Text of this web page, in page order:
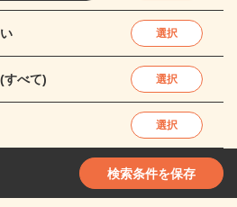
選択
すべて) 選択
選択
検索条件を保存